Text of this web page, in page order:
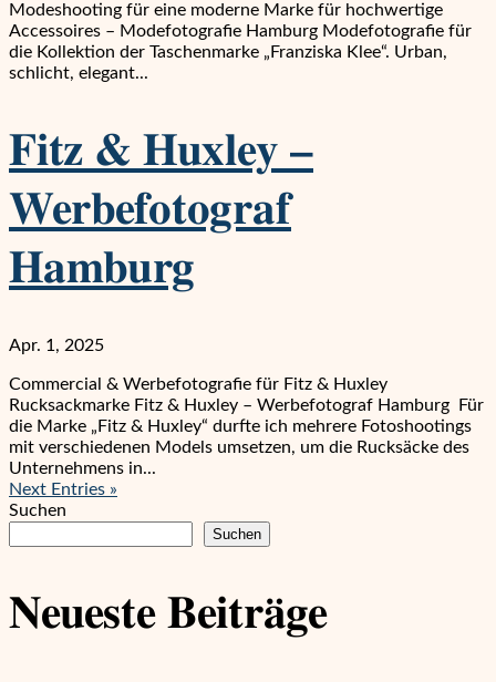
Modeshooting für eine moderne Marke für hochwertige
Accessoires – Modefotografie Hamburg Modefotografie für
die Kollektion der Taschenmarke „Franziska Klee“. Urban,
schlicht, elegant...
Fitz & Huxley –
Werbefotograf
Hamburg
Apr. 1, 2025
Commercial & Werbefotografie für Fitz & Huxley
Rucksackmarke Fitz & Huxley – Werbefotograf Hamburg Für
die Marke „Fitz & Huxley“ durfte ich mehrere Fotoshootings
mit verschiedenen Models umsetzen, um die Rucksäcke des
Unternehmens in...
Next Entries »
Suchen
Suchen
Neueste Beiträge